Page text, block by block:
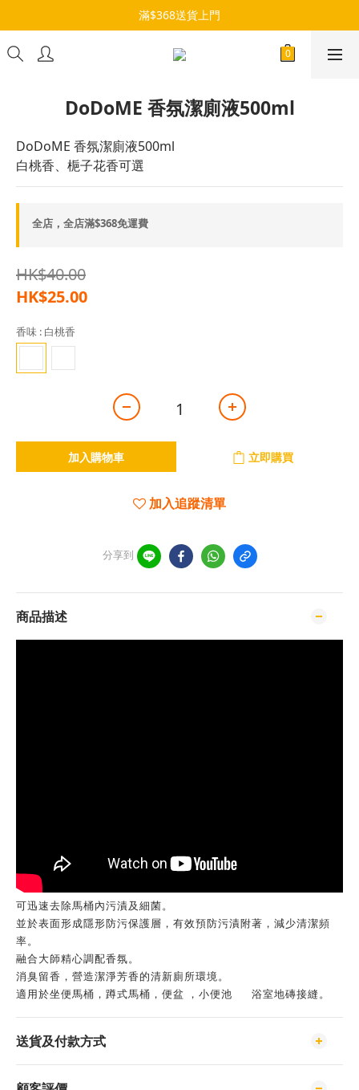
滿$368送貨上門
DoDoME 香氛潔廁液500ml
DoDoME 香氛潔廁液500ml
白桃香、梔子花香可選
全店，全店滿$368免運費
HK$40.00
HK$25.00
香味 : 白桃香
加入購物車 立即購買
加入追蹤清單
分享到
商品描述
可迅速去除馬桶內污漬及細菌。
並於表面形成隱形防污保護層，有效預防污漬附著，減少清潔頻
率。
融合大師精心調配香氛。
消臭留香，營造潔淨芳香的清新廁所環境。
適用於坐便馬桶，蹲式馬桶，便盆 ，小便池 浴室地磚接縫。
送貨及付款方式